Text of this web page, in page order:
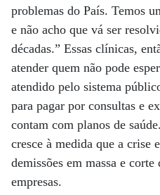
problemas do País. Temos
e não acho que vá ser
décadas.” Essas clínicas,
atender quem não pode
atendido pelo sistema
para pagar por consultas e
contam com planos de
cresce à medida que a crise
demissões em massa e
empresas.